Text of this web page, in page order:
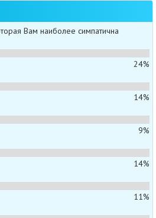
Вам наиболее симпатична
24%
14%
9%
14%
11%